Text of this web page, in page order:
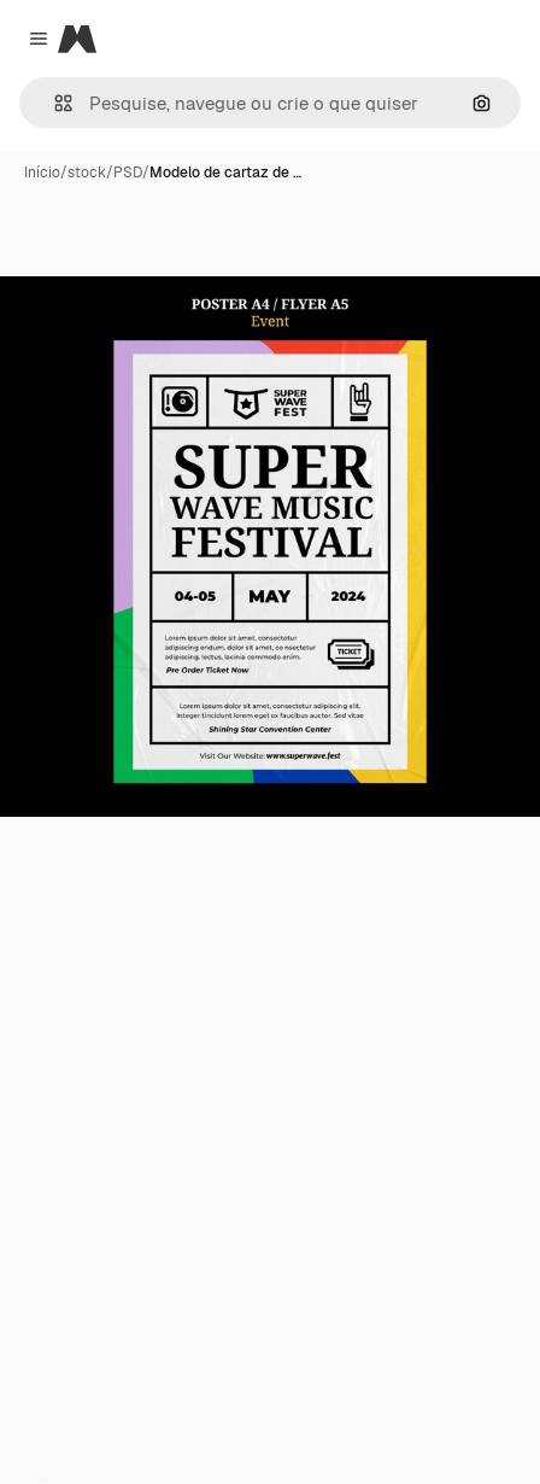
Close menu
Magnific
Início/stock/PSD/Modelo de cartaz de …